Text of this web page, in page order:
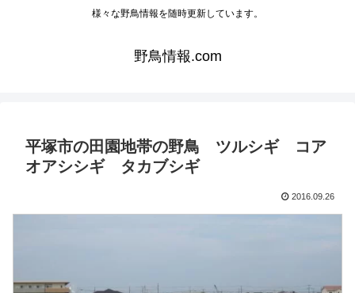
様々な野鳥情報を随時更新しています。
野鳥情報.com
平塚市の田園地帯の野鳥 ツルシギ コア
オアシシギ タカブシギ
2016.09.26